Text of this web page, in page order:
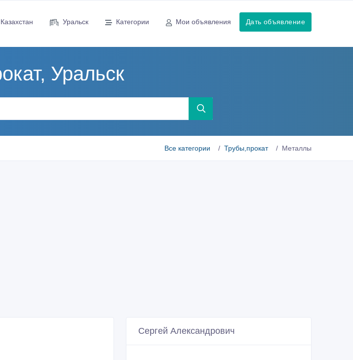
Казахстан Уральск Категории Мои объявления Дать объявление
Уральск
Все категории Трубы,прокат Металлы
Сергей Александрович